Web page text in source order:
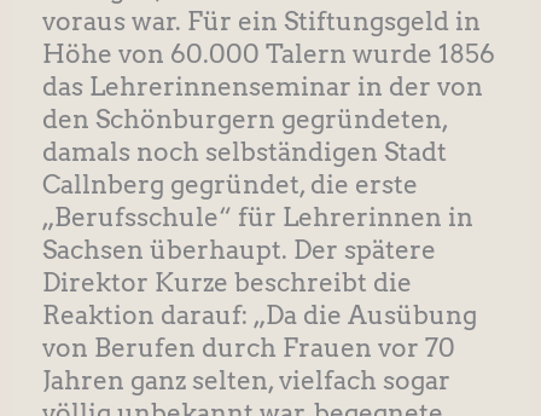
voraus war. Für ein Stiftungsgeld in
Höhe von 60.000 Talern wurde 1856
das Lehrerinnenseminar in der von
den Schönburgern gegründeten,
damals noch selbständigen Stadt
Callnberg gegründet, die erste
„Berufsschule“ für Lehrerinnen in
Sachsen überhaupt. Der spätere
Direktor Kurze beschreibt die
Reaktion darauf: „Da die Ausübung
von Berufen durch Frauen vor 70
Jahren ganz selten, vielfach sogar